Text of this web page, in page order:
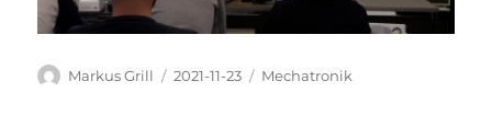
Autor
Markus Grill
Veröffentlicht
2021-11-23 Kategorien
Mechatronik